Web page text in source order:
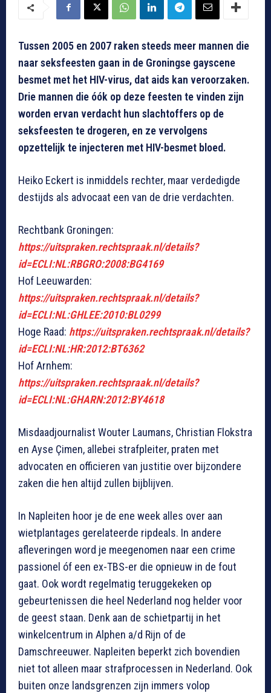
Tussen 2005 en 2007 raken steeds meer mannen die
naar seksfeesten gaan in de Groningse gayscene
besmet met het HIV-virus, dat aids kan veroorzaken.
Drie mannen die óók op deze feesten te vinden zijn
worden ervan verdacht hun slachtoffers op de
seksfeesten te drogeren, en ze vervolgens
opzettelijk te injecteren met HIV-besmet bloed.
Heiko Eckert is inmiddels rechter, maar verdedigde
destijds als advocaat een van de drie verdachten.
Rechtbank Groningen:
https://uitspraken.rechtspraak.nl/details?
id=ECLI:NL:RBGRO:2008:BG4169
Hof Leeuwarden:
https://uitspraken.rechtspraak.nl/details?
id=ECLI:NL:GHLEE:2010:BL0299
Hoge Raad: https://uitspraken.rechtspraak.nl/details?
id=ECLI:NL:HR:2012:BT6362
Hof Arnhem:
https://uitspraken.rechtspraak.nl/details?
id=ECLI:NL:GHARN:2012:BY4618
Misdaadjournalist Wouter Laumans, Christian Flokstra
en Ayse Çimen, allebei strafpleiter, praten met
advocaten en officieren van justitie over bijzondere
zaken die hen altijd zullen bijblijven.
In Napleiten hoor je de ene week alles over aan
wietplantages gerelateerde ripdeals. In andere
afleveringen word je meegenomen naar een crime
passionel óf een ex-TBS-er die opnieuw in de fout
gaat. Ook wordt regelmatig teruggekeken op
gebeurtenissen die heel Nederland nog helder voor
de geest staan. Denk aan de schietpartij in het
winkelcentrum in Alphen a/d Rijn of de
Damschreeuwer. Napleiten beperkt zich bovendien
niet tot alleen maar strafprocessen in Nederland. Ook
buiten onze landsgrenzen zijn immers volop